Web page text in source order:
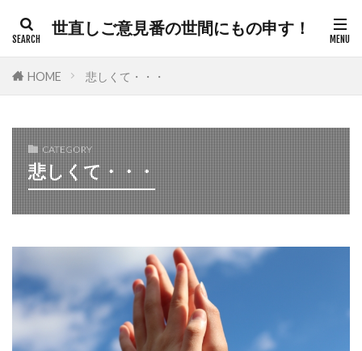
世直しご意見番の世間にもの申す！
HOME 悲しくて・・・
CATEGORY
悲しくて・・・
タグ
300人委員会 帯状疱疹
弁護士
建築基準法
幸福実現党
年次改革要望書
帰化の履歴
帰化 差別
御用専門家
岸信介 山火事
定期接種
宗教 安全保障
役立つ知識
悪魔